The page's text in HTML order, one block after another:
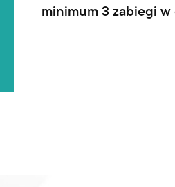
minimum 3 zabiegi w